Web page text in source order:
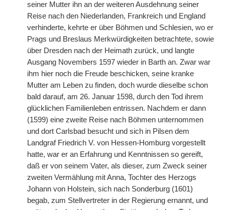
seiner Mutter ihn an der weiteren Ausdehnung seiner
Reise nach den Niederlanden, Frankreich und England
verhinderte, kehrte er über Böhmen und Schlesien, wo er
Prags und Breslaus Merkwürdigkeiten betrachtete, sowie
über Dresden nach der Heimath zurück, und langte
Ausgang Novembers 1597 wieder in Barth an. Zwar war
ihm hier noch die Freude beschicken, seine kranke
Mutter am Leben zu finden, doch wurde dieselbe schon
bald darauf, am 26. Januar 1598, durch den Tod ihrem
glücklichen Familienleben entrissen. Nachdem er dann
(1599) eine zweite Reise nach Böhmen unternommen
und dort Carlsbad besucht und sich in Pilsen dem
Landgraf Friedrich V. von Hessen-Homburg vorgestellt
hatte, war er an Erfahrung und Kenntnissen so gereift,
daß er von seinem Vater, als dieser, zum Zweck seiner
zweiten Vermählung mit Anna, Tochter des Herzogs
Johann von Holstein, sich nach Sonderburg (1601)
begab, zum Stellvertreter in der Regierung ernannt, und